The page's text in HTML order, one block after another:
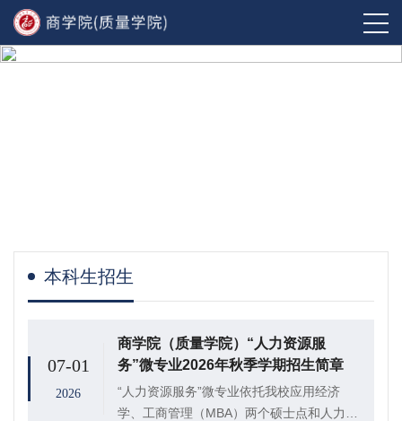
本科生招生
07-01
2026
商学院（质量学院）“人力资源服
务”微专业2026年秋季学期招生简章
“人力资源服务”微专业依托我校应用经济
学、工商管理（MBA）两个硕士点和人力资